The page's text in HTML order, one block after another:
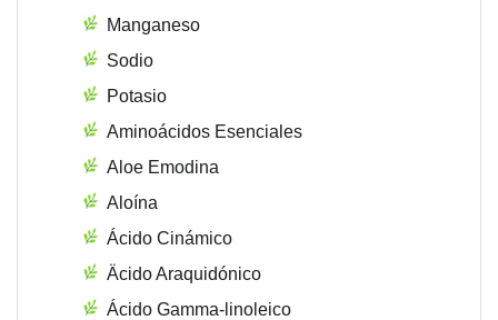
Manganeso
Sodio
Potasio
Aminoácidos Esenciales
Aloe Emodina
Aloína
Ácido Cinámico
Äcido Araquidónico
Ácido Gamma-linoleico